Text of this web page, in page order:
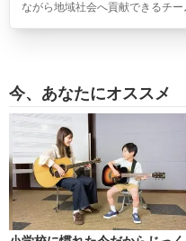
ながら地域社会へ貢献できるチ
今、あなたにオススメ